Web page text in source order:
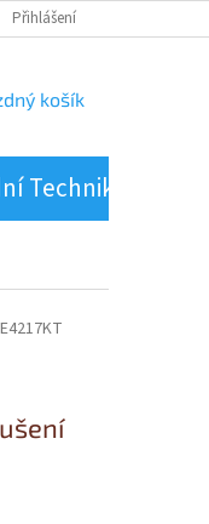
Přihlášení
košík
Technika